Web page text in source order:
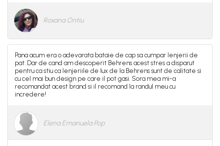
Roxana Ontiu
Pana acum era o adevarata bataie de cap sa cumpar lenjerii de
pat. Dar de cand am descoperit Behrens acest stres a disparut
pentru ca stiu ca lenjeriile de lux de la Behrens sunt de calitate si
cu cel mai bun design pe care il pot gasi. Sora mea mi-a
recomandat acest brand si il recomand la randul meu cu
incredere!
Elena Emanuela Pop